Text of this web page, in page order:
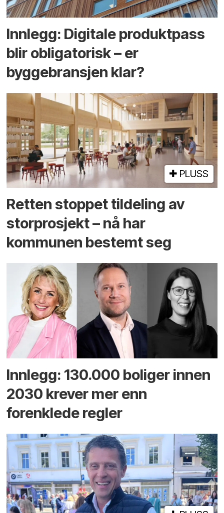
Innlegg: Digitale produktpass
blir obligatorisk – er
byggebransjen klar?
PLUSS
Retten stoppet tildeling av
storprosjekt – nå har
kommunen bestemt seg
Innlegg: 130.000 boliger innen
2030 krever mer enn
forenklede regler